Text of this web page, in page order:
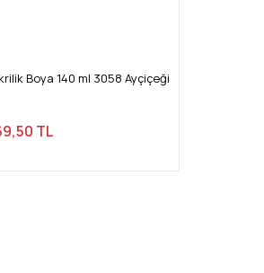
Boya 140 ml 3058 Ayçiçeği
TL